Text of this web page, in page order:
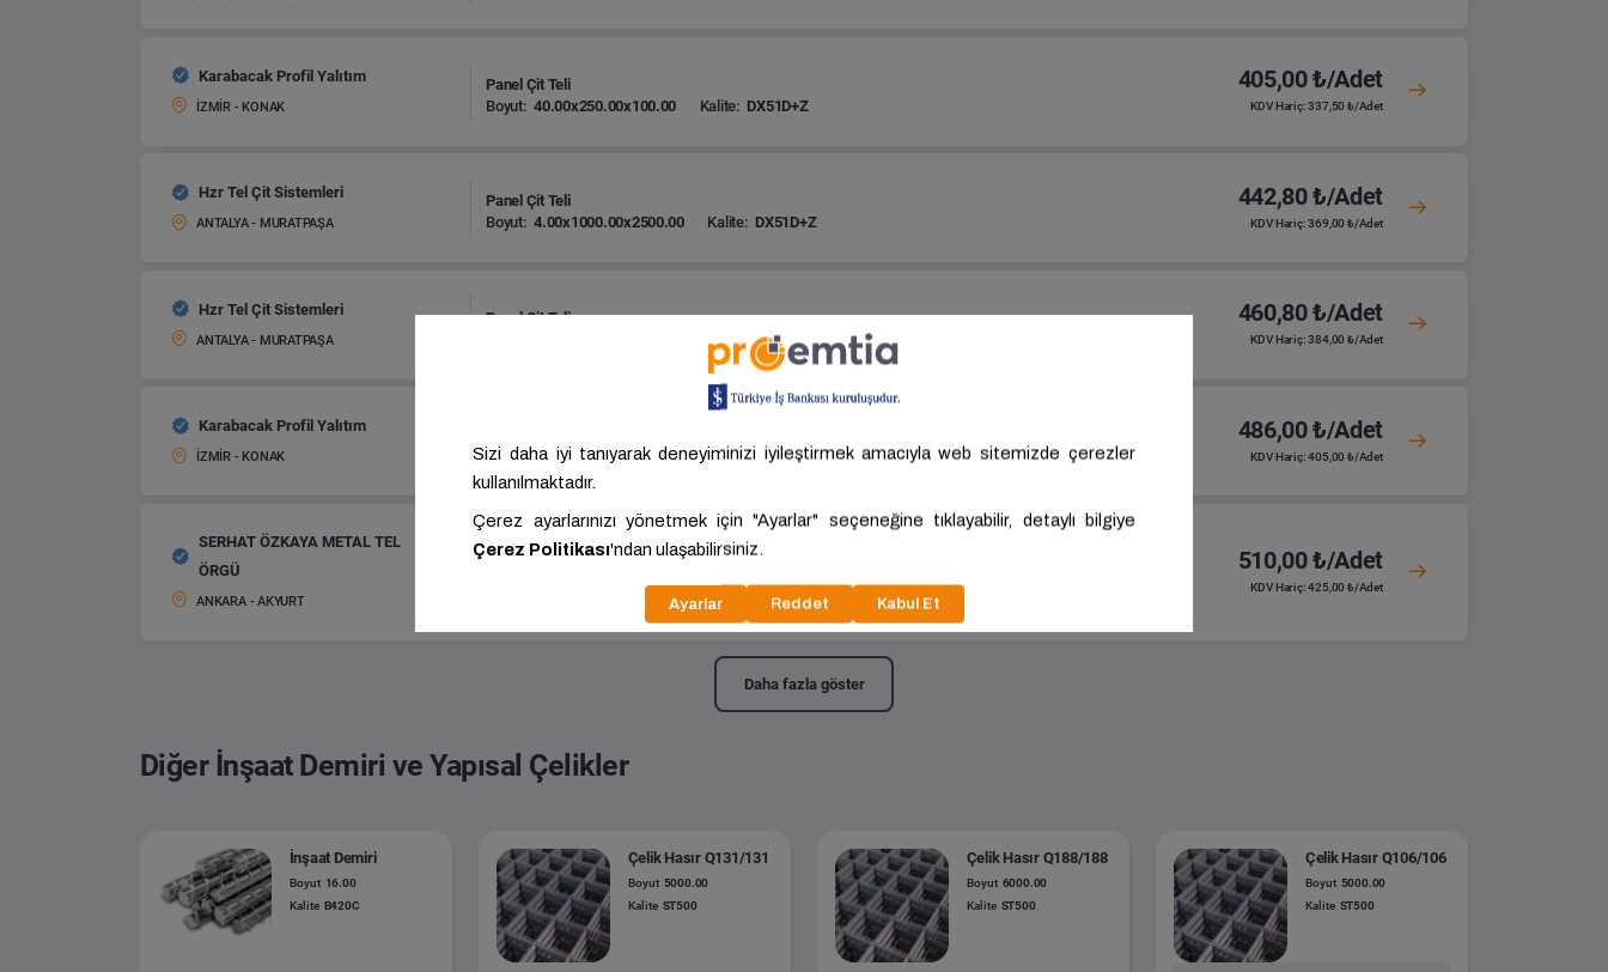
Karabacak Profil Yalıtım
İZMİR - KONAK
Panel Çit Teli
Boyut: 40.00x250.00x100.00 Kalite: DX51D+Z
405,00 ₺/Adet
KDV Hariç: 337,50 ₺/Adet
Hzr Tel Çit Sistemleri
ANTALYA - MURATPAŞA
Panel Çit Teli
Boyut: 4.00x1000.00x2500.00 Kalite: DX51D+Z
442,80 ₺/Adet
KDV Hariç: 369,00 ₺/Adet
Hzr Tel Çit Sistemleri
ANTALYA - MURATPAŞA
Panel Çit Teli
Kalite: DX51D+Z
460,80 ₺/Adet
KDV Hariç: 384,00 ₺/Adet
Karabacak Profil Yalıtım
İZMİR - KONAK
Boyut: 40.00x250.00x120.00 Kalite: DX51D+Z
486,00 ₺/Adet
KDV Hariç: 405,00 ₺/Adet
SERHAT ÖZKAYA METAL TEL
ÖRGÜ
ANKARA - AKYURT
40.00x2500.00x1000.00 Kalite: DX51D+Z
510,00 ₺/Adet
KDV Hariç: 425,00 ₺/Adet
Daha fazla göster
Diğer İnşaat Demiri ve Yapısal Çelikler
İnşaat Demiri
Boyut 16.00
Kalite B420C
Çelik Hasır Q131/131
Boyut 5000.00
Kalite ST500
Çelik Hasır Q188/188
Boyut 6000.00
Kalite ST500
Çelik Hasır Q106/106
Boyut 5000.00
Kalite ST500